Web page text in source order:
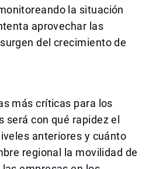
la situación
aprovechar las
del crecimiento de
más críticas para los
con qué rapidez el
anteriores y cuánto
regional la movilidad de